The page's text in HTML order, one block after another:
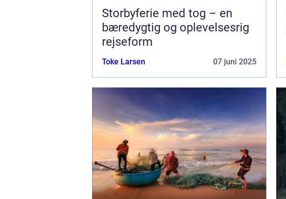
Storbyferie med tog – en
bæredygtig og oplevelsesrig
rejseform
Toke Larsen 07 juni 2025